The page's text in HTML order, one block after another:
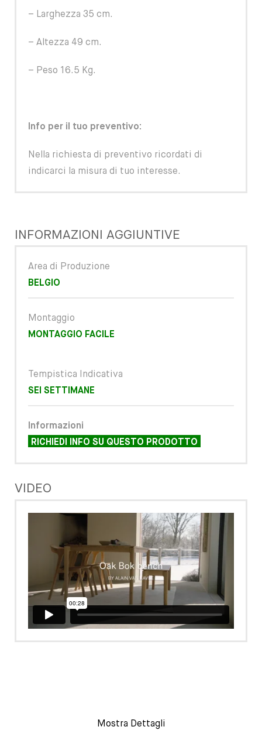
– Larghezza 35 cm.
– Altezza 49 cm.
– Peso 16.5 Kg.
Info per il tuo preventivo:
Nella richiesta di preventivo ricordati di
indicarci la misura di tuo interesse.
INFORMAZIONI AGGIUNTIVE
Area di Produzione
BELGIO
Montaggio
MONTAGGIO FACILE
Tempistica Indicativa
SEI SETTIMANE
Informazioni
RICHIEDI INFO SU QUESTO PRODOTTO
VIDEO
Mostra Dettagli